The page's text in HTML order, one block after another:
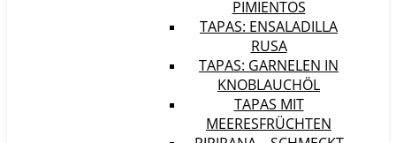
PIMIENTOS
TAPAS: ENSALADILLA
RUSA
TAPAS: GARNELEN IN
KNOBLAUCHÖL
TAPAS MIT
MEERESFRÜCHTEN